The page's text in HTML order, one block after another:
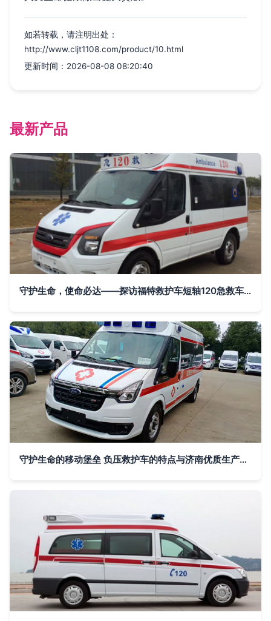
如若转载，请注明出处：
http://www.cljt1108.com/product/10.html
更新时间：2026-08-08 08:20:40
最新产品
守护生命，使命必达——探访福特救护车短轴120急救车专业生产厂家
守护生命的移动堡垒 负压救护车的特点与济南优质生产厂家